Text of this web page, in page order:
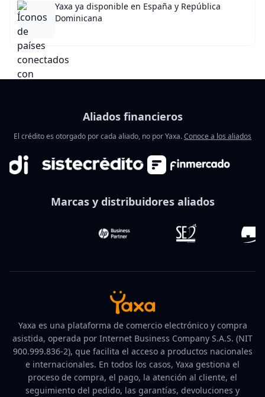
Yaxa ya disponible en España y República
Dominicana
Aliados financieros
El crédito es otorgado por cada aliado, no por Yaxa.Conoce a los aliados
Marcas y distribuidores aliados
Yaxa es una plataforma de comercio electrónico y compra
asistida, operada por Internet Business Company S.A.S. (NIT
900.999.836-2), que facilita el acceso a productos nacionales
e internacionales. En todos los casos, Yaxa gestiona el
proceso de compra, el pago, la atención al cliente, el
seguimiento del pedido, las garantías, devoluciones y